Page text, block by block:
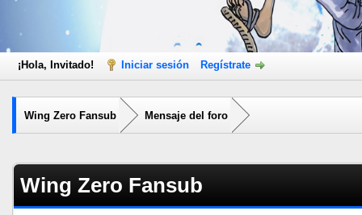
¡Hola, Invitado! Iniciar sesión Regístrate
Wing Zero Fansub Mensaje del foro
Wing Zero Fansub